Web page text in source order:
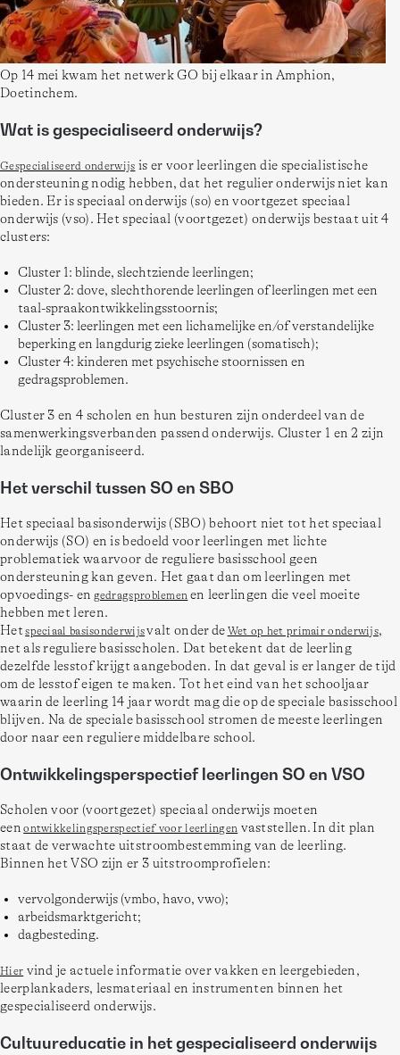
Op 14 mei kwam het netwerk GO bij elkaar in Amphion,
Doetinchem.
Wat is gespecialiseerd onderwijs?
Gespecialiseerd onderwijs is er voor leerlingen die specialistische
ondersteuning nodig hebben, dat het regulier onderwijs niet kan
bieden. Er is speciaal onderwijs (so) en voortgezet speciaal
onderwijs (vso). Het speciaal (voortgezet) onderwijs bestaat uit 4
clusters:
Cluster 1: blinde, slechtziende leerlingen;
Cluster 2: dove, slechthorende leerlingen of leerlingen met een
taal-spraakontwikkelingsstoornis;
Cluster 3: leerlingen met een lichamelijke en/of verstandelijke
beperking en langdurig zieke leerlingen (somatisch);
Cluster 4: kinderen met psychische stoornissen en
gedragsproblemen.
Cluster 3 en 4 scholen en hun besturen zijn onderdeel van de
samenwerkingsverbanden passend onderwijs. Cluster 1 en 2 zijn
landelijk georganiseerd.
Het verschil tussen SO en SBO
Het speciaal basisonderwijs (SBO) behoort niet tot het speciaal
onderwijs (SO) en is bedoeld voor leerlingen met lichte
problematiek waarvoor de reguliere basisschool geen
ondersteuning kan geven. Het gaat dan om leerlingen met
opvoedings- en gedragsproblemen en leerlingen die veel moeite
hebben met leren.
Het speciaal basisonderwijs valt onder de Wet op het primair onderwijs,
net als reguliere basisscholen. Dat betekent dat de leerling
dezelfde lesstof krijgt aangeboden. In dat geval is er langer de tijd
om de lesstof eigen te maken. Tot het eind van het schooljaar
waarin de leerling 14 jaar wordt mag die op de speciale basisschool
blijven. Na de speciale basisschool stromen de meeste leerlingen
door naar een reguliere middelbare school.
Ontwikkelingsperspectief leerlingen SO en VSO
Scholen voor (voortgezet) speciaal onderwijs moeten
een ontwikkelingsperspectief voor leerlingen vaststellen. In dit plan
staat de verwachte uitstroombestemming van de leerling.
Binnen het VSO zijn er 3 uitstroomprofielen:
vervolgonderwijs (vmbo, havo, vwo);
arbeidsmarktgericht;
dagbesteding.
Hier vind je actuele informatie over vakken en leergebieden,
leerplankaders, lesmateriaal en instrumenten binnen het
gespecialiseerd onderwijs.
Cultuureducatie in het gespecialiseerd onderwijs